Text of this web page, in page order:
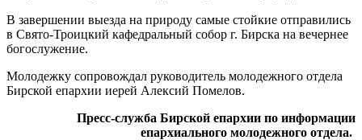
В завершении выезда на природу самые стойкие отправились
в Свято-Троицкий кафедральный собор г. Бирска на вечернее
богослужение.
Молодежку сопровождал руководитель молодежного отдела
Бирской епархии иерей Алексий Помелов.
Пресс-служба Бирской епархии по информации
епархиального молодежного отдела.